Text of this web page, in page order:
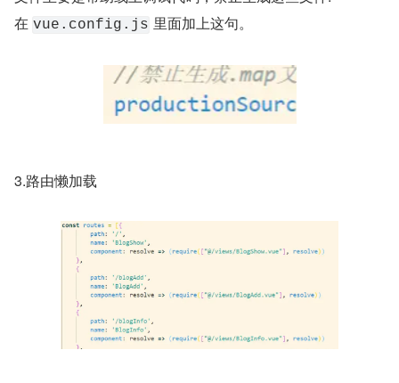
在 vue.config.js 里面加上这句。
3.路由懒加载